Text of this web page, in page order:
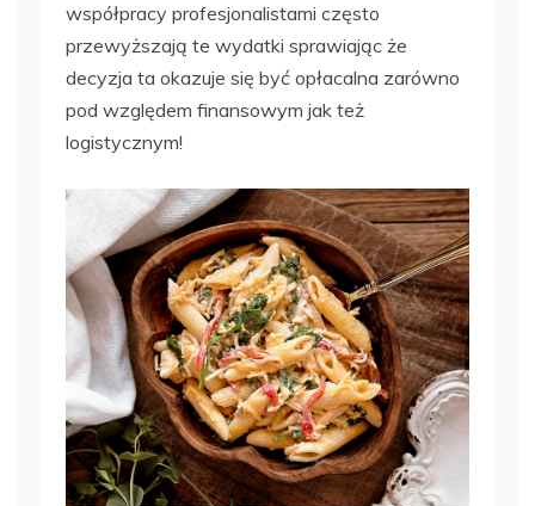
współpracy profesjonalistami często
przewyższają te wydatki sprawiając że
decyzja ta okazuje się być opłacalna zarówno
pod względem finansowym jak też
logistycznym!